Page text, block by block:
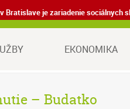
Bratislave je zariadenie
EKONOMIKA
– Budatko